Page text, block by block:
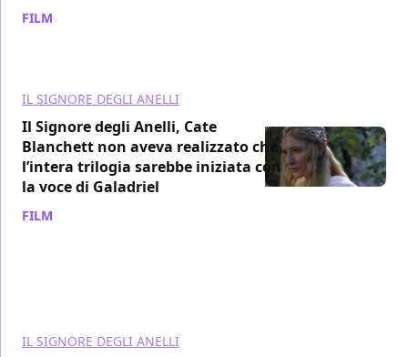
FILM
IL SIGNORE DEGLI ANELLI
Il Signore degli Anelli, Cate
Blanchett non aveva realizzato che
l’intera trilogia sarebbe iniziata con
la voce di Galadriel
FILM
IL SIGNORE DEGLI ANELLI